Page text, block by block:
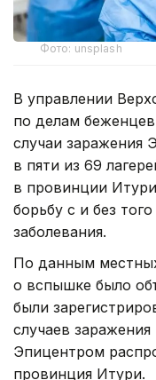
Фото: unsplash
В управлении
по делам
случаи заражения
в пяти из 69
в провинции
борьбу с и без
заболевания.
По данным
о вспышке было
были
случаев
Эпицентром
провинция Итури.